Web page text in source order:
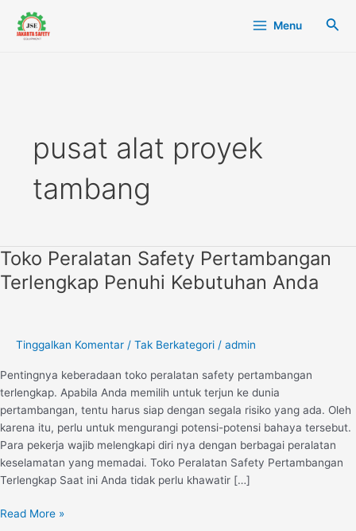
konten
Menu Cari
pusat alat proyek
tambang
Toko Peralatan Safety Pertambangan
Terlengkap Penuhi Kebutuhan Anda
Tinggalkan Komentar / Tak Berkategori / admin
Pentingnya keberadaan toko peralatan safety pertambangan
terlengkap. Apabila Anda memilih untuk terjun ke dunia
pertambangan, tentu harus siap dengan segala risiko yang ada. Oleh
karena itu, perlu untuk mengurangi potensi-potensi bahaya tersebut.
Para pekerja wajib melengkapi diri nya dengan berbagai peralatan
keselamatan yang memadai. Toko Peralatan Safety Pertambangan
Terlengkap Saat ini Anda tidak perlu khawatir […]
Toko
Peralatan
Safety
Penuhi
Anda
Read More »